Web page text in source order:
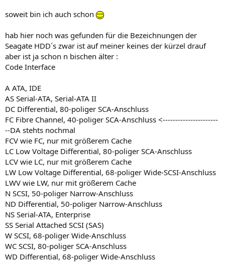
soweit bin ich auch schon
hab hier noch was gefunden für die Bezeichnungen der
Seagate HDD´s zwar ist auf meiner keines der kürzel drauf
aber ist ja schon n bischen älter :
Code Interface
A ATA, IDE
AS Serial-ATA, Serial-ATA II
DC Differential, 80-poliger SCA-Anschluss
FC Fibre Channel, 40-poliger SCA-Anschluss <----------------------
--DA stehts nochmal
FCV wie FC, nur mit größerem Cache
LC Low Voltage Differential, 80-poliger SCA-Anschluss
LCV wie LC, nur mit größerem Cache
LW Low Voltage Differential, 68-poliger Wide-SCSI-Anschluss
LWV wie LW, nur mit größerem Cache
N SCSI, 50-poliger Narrow-Anschluss
ND Differential, 50-poliger Narrow-Anschluss
NS Serial-ATA, Enterprise
SS Serial Attached SCSI (SAS)
W SCSI, 68-poliger Wide-Anschluss
WC SCSI, 80-poliger SCA-Anschluss
WD Differential, 68-poliger Wide-Anschluss